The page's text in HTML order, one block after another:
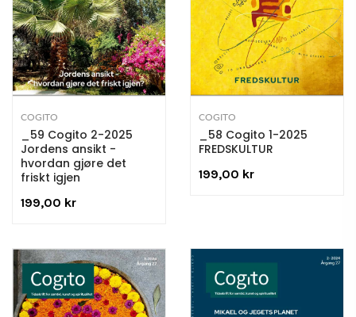
COGITO
_59 Cogito 2-2025
Jordens ansikt -
hvordan gjøre det
friskt igjen
199,00 kr
COGITO
_58 Cogito 1-2025
FREDSKULTUR
199,00 kr